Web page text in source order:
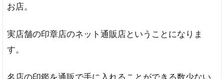
材
扱
お店。
実店舗の印章店のネット通販店ということになりま
す。
名店の印鑑を通販で手に入れることができる数少ない